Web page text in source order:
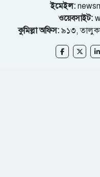
ইমেইল:
ওয়েবসাইট:
কুমিল্লা অফিস: ৯১৩,